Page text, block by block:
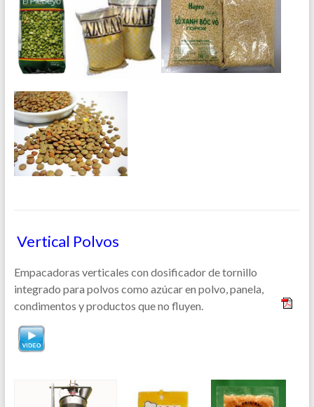
Vertical Polvos
Empacadoras verticales con dosificador de tornillo
integrado para polvos como azúcar en polvo, panela,
condimentos y productos que no fluyen.